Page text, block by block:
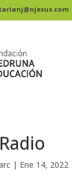
| Ene 14, 2022